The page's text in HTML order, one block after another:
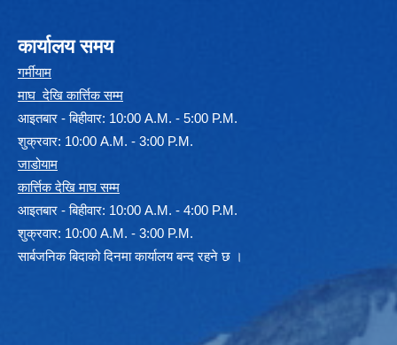
कार्यालय समय
गर्मीयाम
माघ देखि कार्त्तिक सम्म
आइतबार - बिहीवार: 10:00 A.M. - 5:00 P.M.
शुक्रवार: 10:00 A.M. - 3:00 P.M.
जाडोयाम
कार्त्तिक देखि माघ सम्म
आइतबार - बिहीवार: 10:00 A.M. - 4:00 P.M.
शुक्रवार: 10:00 A.M. - 3:00 P.M.
सार्बजनिक बिदाको दिनमा कार्यालय बन्द रहने छ ।